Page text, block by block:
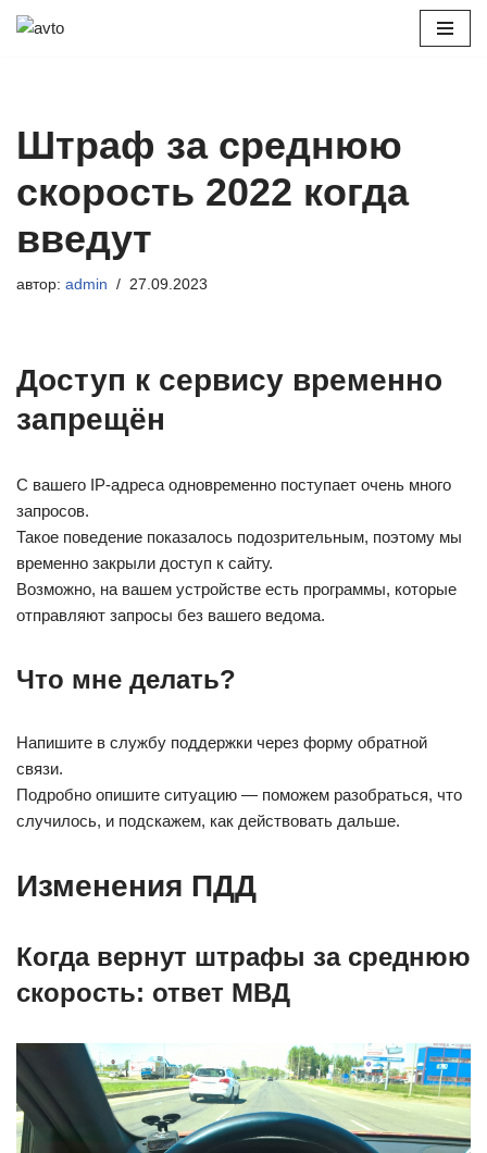
Штраф за среднюю
скорость 2022 когда
введут
автор: admin 27.09.2023
Доступ к сервису временно
запрещён
С вашего IP-адреса одновременно поступает очень много
запросов.
Такое поведение показалось подозрительным, поэтому мы
временно закрыли доступ к сайту.
Возможно, на вашем устройстве есть программы, которые
отправляют запросы без вашего ведома.
Что мне делать?
Напишите в службу поддержки через форму обратной
связи.
Подробно опишите ситуацию — поможем разобраться, что
случилось, и подскажем, как действовать дальше.
Изменения ПДД
Когда вернут штрафы за среднюю
скорость: ответ МВД